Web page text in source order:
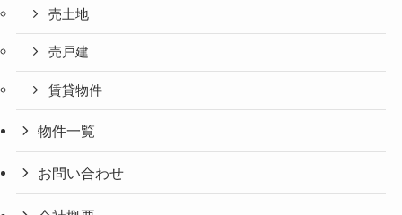
売土地
売戸建
賃貸物件
物件一覧
お問い合わせ